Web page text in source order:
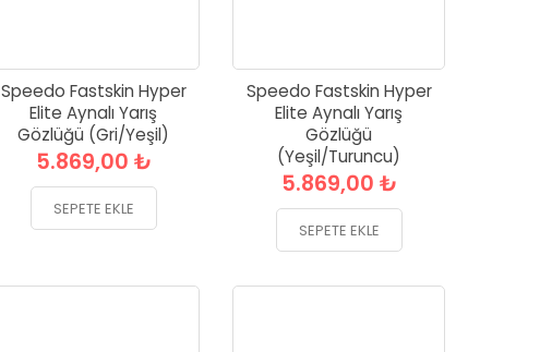
Speedo Fastskin Hyper
Elite Aynalı Yarış
Gözlüğü (Gri/Yeşil)
5.869,00 ₺
SEPETE EKLE
Speedo Fastskin Hyper
Elite Aynalı Yarış
Gözlüğü
(Yeşil/Turuncu)
5.869,00 ₺
SEPETE EKLE